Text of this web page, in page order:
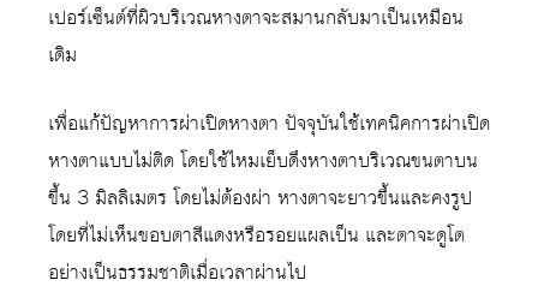
เปอร์เซ็นต์ที่ผิวบริเวณหางตาจะสมานกลับมาเป็นเหมือน
เดิม
เพื่อแก้ปัญหาการผ่าเปิดหางตา ปัจจุบันใช้เทคนิคการผ่าเปิด
หางตาแบบไม่ติด โดยใช้ไหมเย็บดึงหางตาบริเวณขนตาบน
ขึ้น 3 มิลลิเมตร โดยไม่ต้องผ่า หางตาจะยาวขึ้นและคงรูป
โดยที่ไม่เห็นขอบตาสีแดงหรือรอยแผลเป็น และตาจะดูโต
อย่างเป็นธรรมชาติเมื่อเวลาผ่านไป